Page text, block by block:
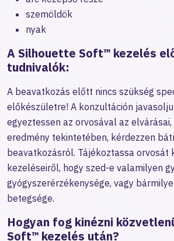
szemöldök
nyak
A Silhouette Soft™ kezelés
tudnivalók:
A beavatkozás előtt nincs szükség
előkészületre! A konzultáción
egyeztessen az orvosával az
eredmény tekintetében, kérdezzen
beavatkozásról. Tájékoztassa orvosát
kezeléseiről, hogy szed-e valamilyen
gyógyszerérzékenysége, vagy
betegsége.
Hogyan fog kinézni
Soft™ kezelés után?